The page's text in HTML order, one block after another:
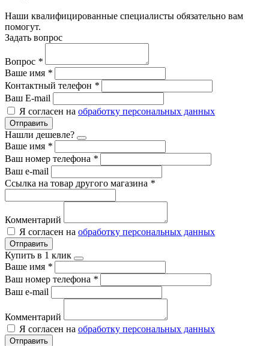
Наши квалифицированные специалисты обязательно вам
помогут.
Задать вопрос
Вопрос *
Ваше имя *
Контактный телефон *
Ваш E-mail
Я согласен на обработку персональных данных
Отправить
Нашли дешевле?
Ваше имя *
Ваш номер телефона *
Ваш e-mail
Ссылка на товар другого магазина *
Комментарий
Я согласен на обработку персональных данных
Отправить
Купить в 1 клик
Ваше имя *
Ваш номер телефона *
Ваш e-mail
Комментарий
Я согласен на обработку персональных данных
Отправить